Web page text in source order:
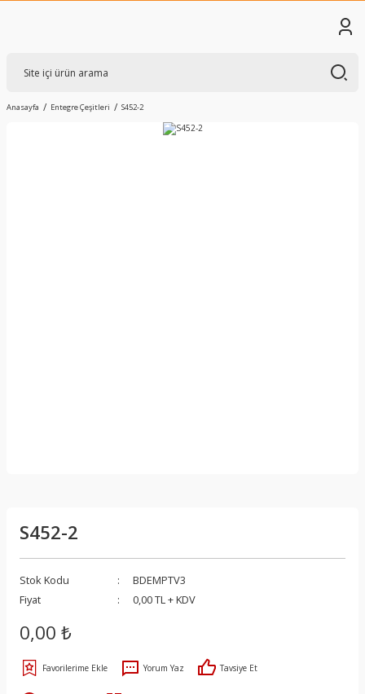
Anasayfa Entegre Çeşitleri S452-2
S452-2
Stok Kodu
BDEMPTV3
Fiyat
0,00 TL + KDV
0,00 ₺
Yorum Yaz Tavsiye Et